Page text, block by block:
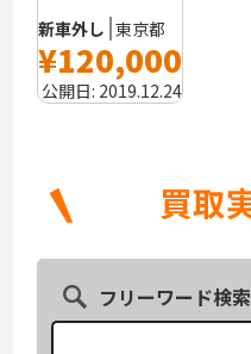
新車外し 東京都
¥120,000
公開日: 2019.12.24
フリーワード検索